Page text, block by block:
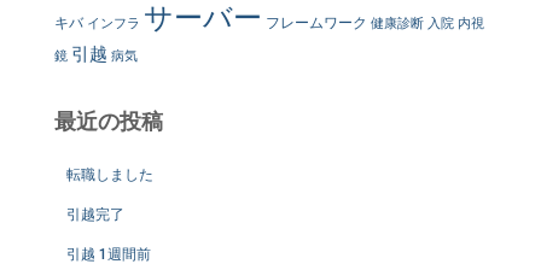
キバ インフラ サーバー フレームワーク 健康診断 入院 内視
鏡 引越 病気
最近の投稿
転職しました
引越完了
引越 1週間前